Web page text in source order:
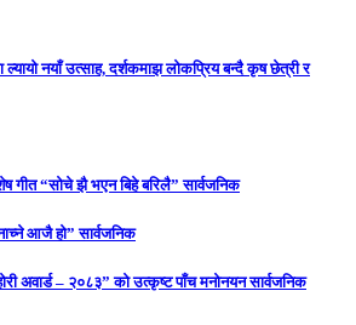
ल्यायो नयाँ उत्साह, दर्शकमाझ लोकप्रिय बन्दै कृष छेत्री र
गीत “सोचे झै भएन बिहे बरिलै” सार्वजनिक
आजै हो” सार्वजनिक
अवार्ड – २०८३” को उत्कृष्ट पाँच मनोनयन सार्वजनिक